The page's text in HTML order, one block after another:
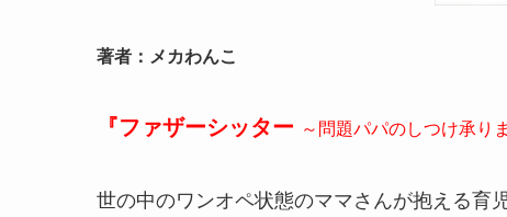
著者：メカわんこ
『ファザーシッター ～問題パパのしつけ承り
世の中のワンオペ状態のママさんが抱える育